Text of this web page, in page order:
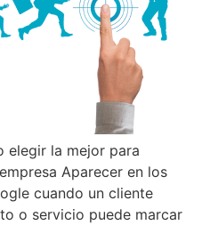
elegir la mejor para
Aparecer en los
cuando un cliente
o servicio puede marcar